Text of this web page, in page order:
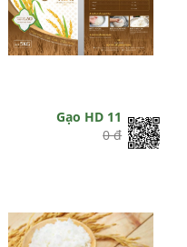
Gạo HD 11
0 đ